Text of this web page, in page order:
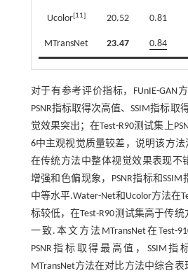
Ucolor[11] 20.52 0.81
MTransNet 23.47 0.84
对于有参考评价指标，FUnIE-GAN
PSNR指标取得次高值、SSIM指标取
觉效果突出；在Test-R90测试集上
6中主观视觉质量较差，说明该方法
在传统方法中整体视觉效果表现不
增强和色偏现象，PSNR指标和
中等水平.Water-Net和Ucolor方法在
标较低，在Test-R90测试集高于传
一致.本文方法MTransNet在Test-
PSNR指标取得最高值，SSIM
MTransNet方法在对比方法中综合